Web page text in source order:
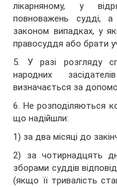
лікарняному, у
повноважень судді,
законом випадках, у
правосуддя або брати
5. У разі розгляду
народних
визначається за
6. Не розподіляються
що надійшли:
1) за два місяці до
2) за чотирнадцять
зборами суддів
(якщо її тривалість